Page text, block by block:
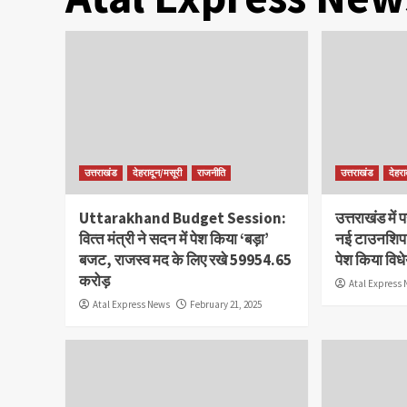
उत्तराखंड देहरादून/मसूरी राजनीति
Uttarakhand Budget Session:
वित्‍त मंत्री ने सदन में पेश किया ‘बड़ा’
बजट, राजस्व मद के लिए रखे 59954.65
करोड़
Atal Express News February 21, 2025
उत्तराखंड
उत्तराखंड में
नई
पेश किया
Atal Express